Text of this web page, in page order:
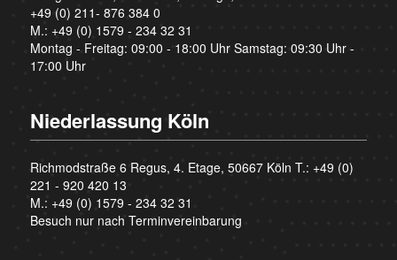
+49 (0) 211- 876 384 0
M.: +49 (0) 1579 - 234 32 31
Montag - Freitag: 09:00 - 18:00 Uhr Samstag: 09:30 Uhr -
17:00 Uhr
Niederlassung Köln
Richmodstraße 6 Regus, 4. Etage, 50667 Köln T.: +49 (0)
221 - 920 420 13
M.: +49 (0) 1579 - 234 32 31
Besuch nur nach Terminvereinbarung